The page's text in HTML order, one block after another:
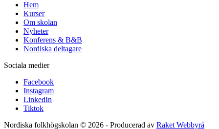
Hem
Kurser
Om skolan
Nyheter
Konferens & B&B
Nordiska deltagare
Sociala medier
Facebook
Instagram
LinkedIn
Tiktok
Nordiska folkhögskolan © 2026 - Producerad av Raket Webbyrå